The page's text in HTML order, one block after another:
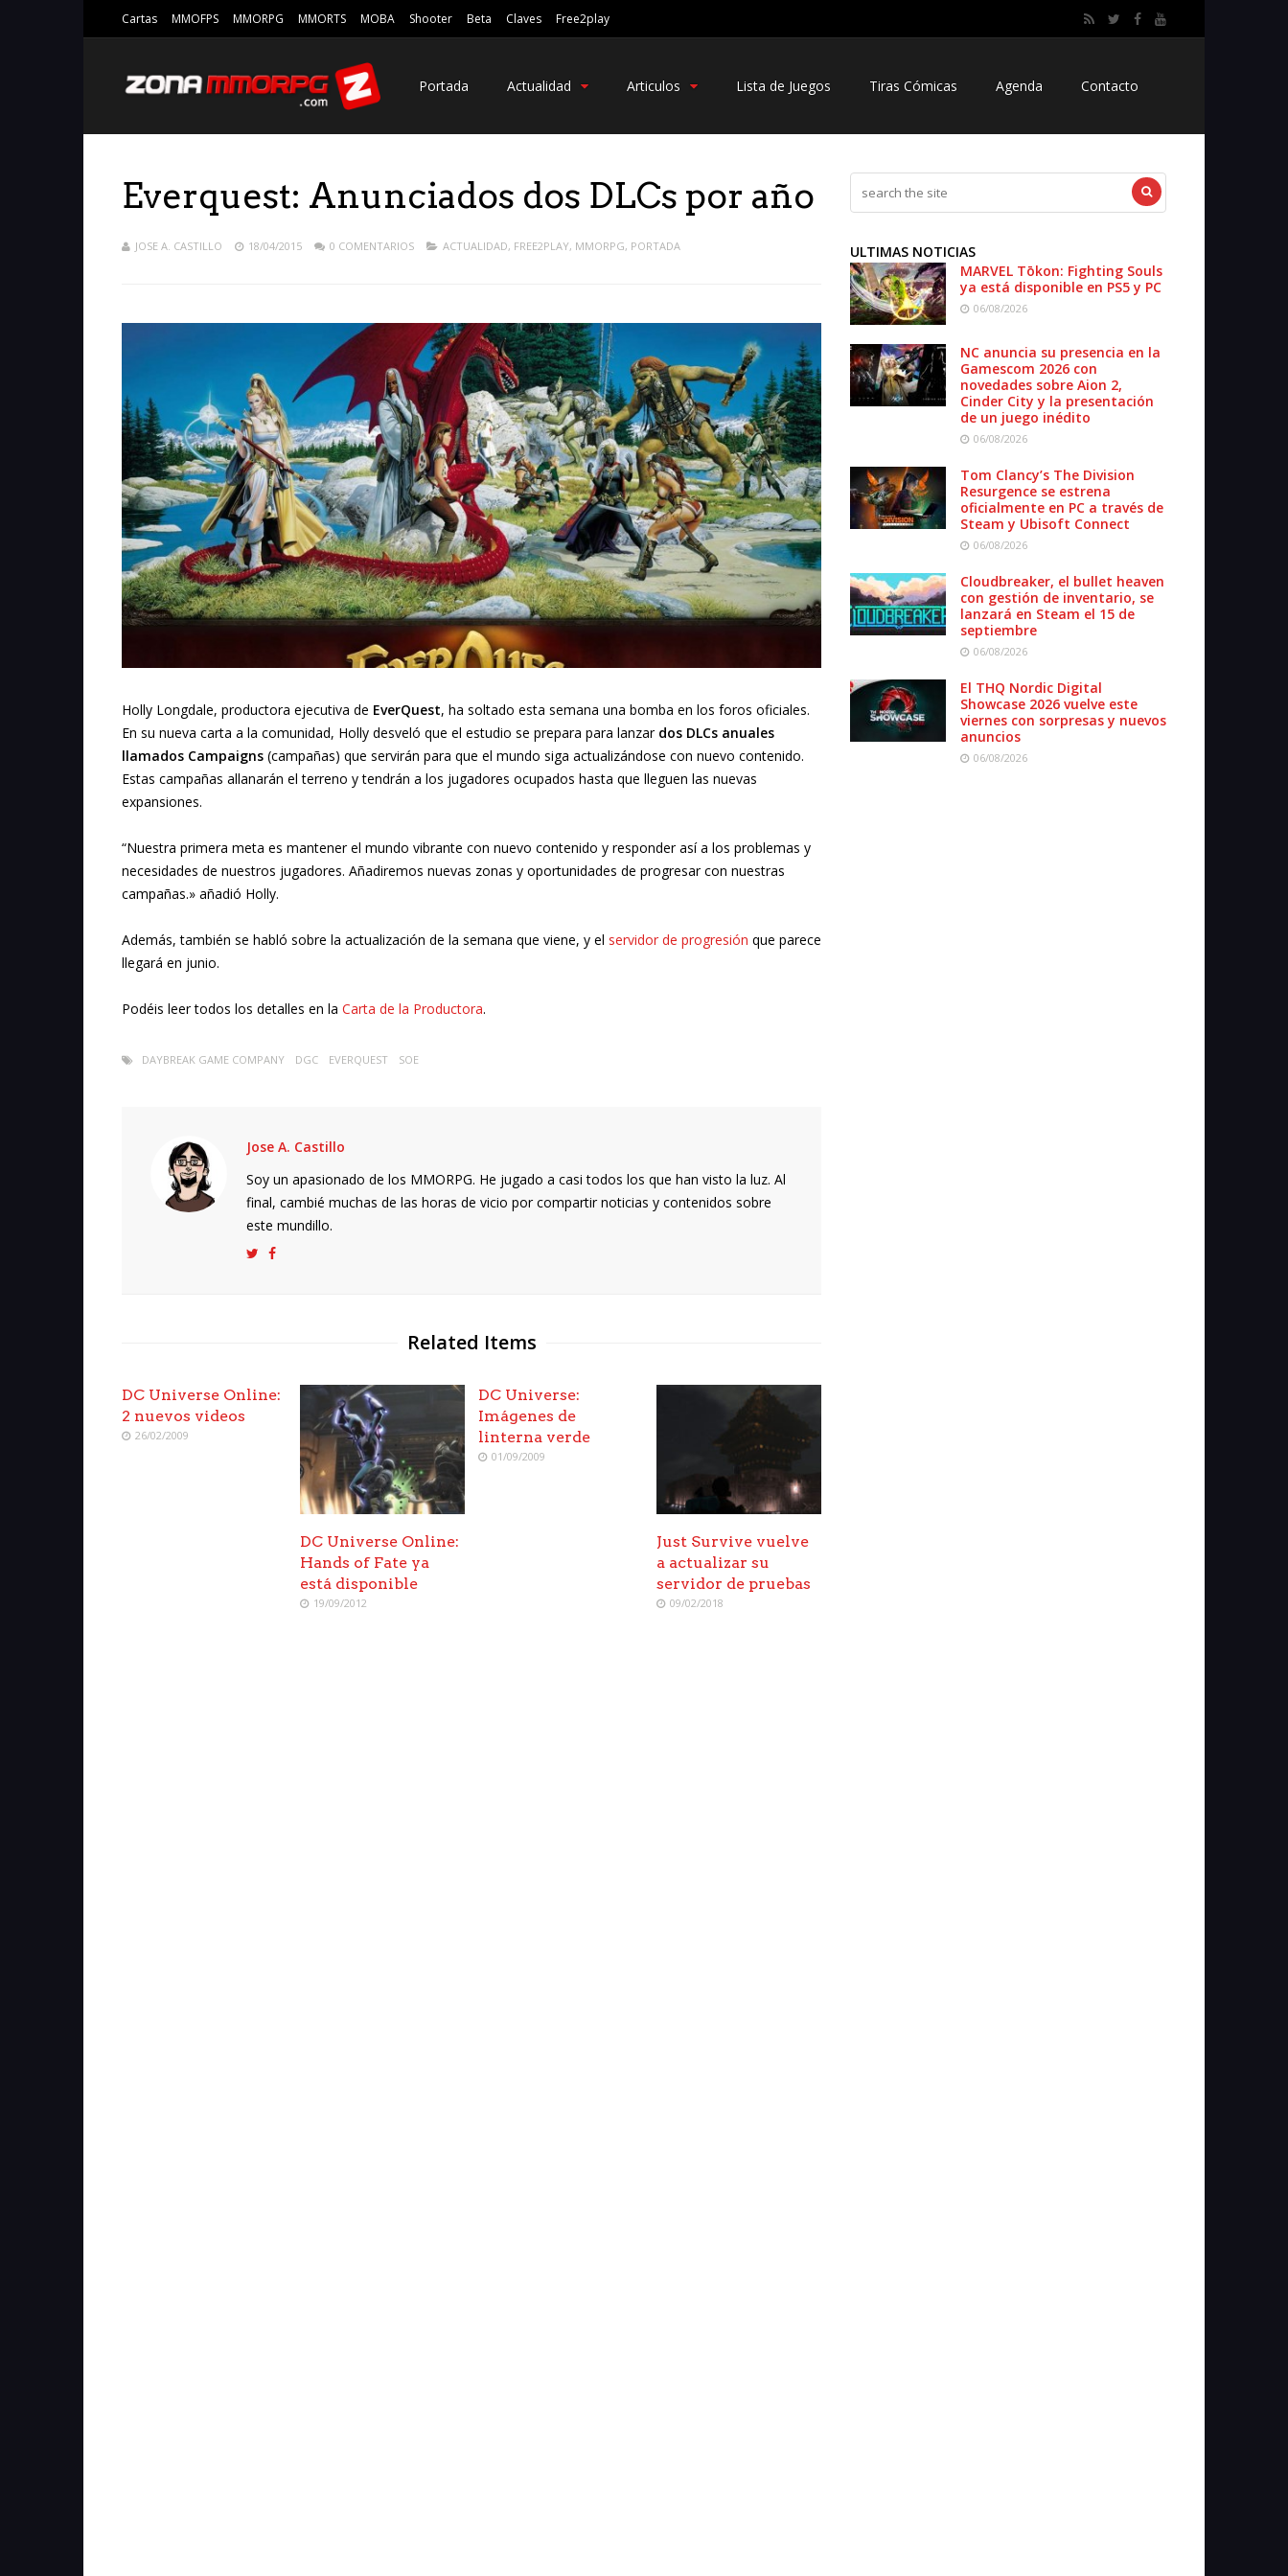
Cartas MMOFPS MMORPG MMORTS MOBA Shooter Beta Claves Free2play
Portada Actualidad Articulos Lista de Juegos Tiras Cómicas Agenda Contacto
Everquest: Anunciados dos DLCs por año
JOSE A. CASTILLO 18/04/2015 0 COMENTARIOS ACTUALIDAD, FREE2PLAY, MMORPG, PORTADA
Holly Longdale, productora ejecutiva de EverQuest, ha soltado esta semana una bomba en los foros oficiales.
En su nueva carta a la comunidad, Holly desveló que el estudio se prepara para lanzar dos DLCs anuales
llamados Campaigns (campañas) que servirán para que el mundo siga actualizándose con nuevo contenido.
Estas campañas allanarán el terreno y tendrán a los jugadores ocupados hasta que lleguen las nuevas
expansiones.
“Nuestra primera meta es mantener el mundo vibrante con nuevo contenido y responder así a los problemas y
necesidades de nuestros jugadores. Añadiremos nuevas zonas y oportunidades de progresar con nuestras
campañas.» añadió Holly.
Además, también se habló sobre la actualización de la semana que viene, y el servidor de progresión que parece
llegará en junio.
Podéis leer todos los detalles en la Carta de la Productora.
DAYBREAK GAME COMPANY DGC EVERQUEST SOE
Jose A. Castillo
Soy un apasionado de los MMORPG. He jugado a casi todos los que han visto la luz. Al
final, cambié muchas de las horas de vicio por compartir noticias y contenidos sobre
este mundillo.
Related Items
DC Universe Online:
2 nuevos videos
26/02/2009
DC Universe Online:
Hands of Fate ya
está disponible
19/09/2012
DC Universe:
Imágenes de
linterna verde
01/09/2009
Just Survive vuelve
a actualizar su
servidor de pruebas
09/02/2018
ULTIMAS NOTICIAS
MARVEL Tōkon: Fighting Souls
ya está disponible en PS5 y PC
06/08/2026
NC anuncia su presencia en la
Gamescom 2026 con
novedades sobre Aion 2,
Cinder City y la presentación
de un juego inédito
06/08/2026
Tom Clancy’s The Division
Resurgence se estrena
oficialmente en PC a través de
Steam y Ubisoft Connect
06/08/2026
Cloudbreaker, el bullet heaven
con gestión de inventario, se
lanzará en Steam el 15 de
septiembre
06/08/2026
El THQ Nordic Digital
Showcase 2026 vuelve este
viernes con sorpresas y nuevos
anuncios
06/08/2026